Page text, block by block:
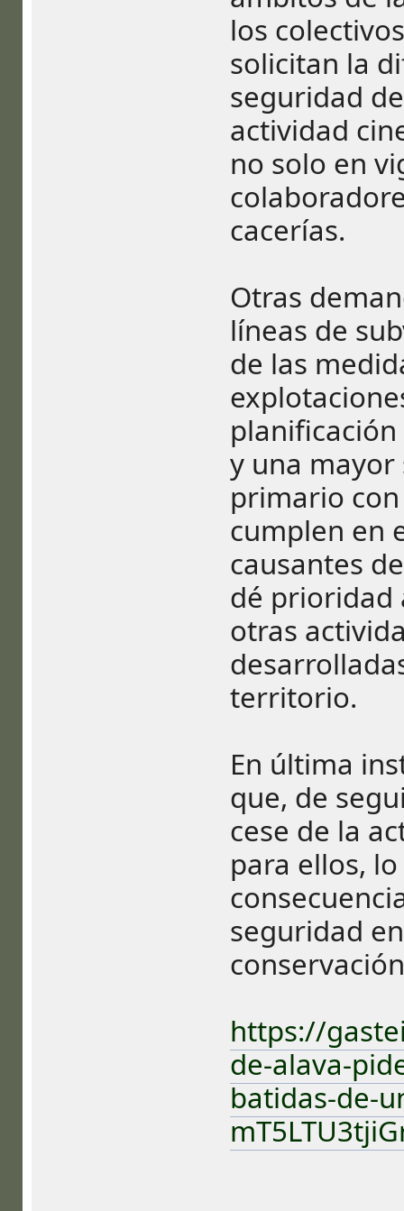
los
solicitan la
seguridad
actividad
no solo en
cacerías.
Otras
líneas de
de las
y una
primario
cumplen en
causantes
dé prioridad
otras
territorio.
En última
que, de
cese de la
para ellos,
seguridad
https://
de-alava-
batidas-de-